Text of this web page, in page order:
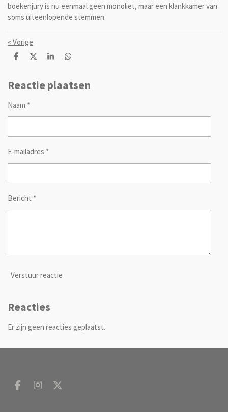
boekenjury is nu eenmaal geen monoliet, maar een klankkamer van
soms uiteenlopende stemmen.
« Vorige
D
e
n
D
l
S
r
e
D
e
n
Reactie plaatsen
Naam *
E-mailadres *
Bericht *
Verstuur reactie
Reacties
Er zijn geen reacties geplaatst.
F
I
X